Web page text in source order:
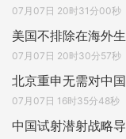
07月07日 20时31分00秒
美国不排除在海外
07月07日 20时30分57秒
北京重申无需对中
07月07日 16时35分48秒
中国试射潜射战略